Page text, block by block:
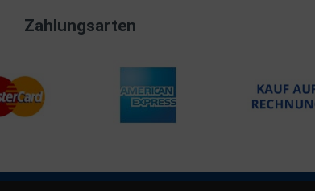
Zahlungsarten